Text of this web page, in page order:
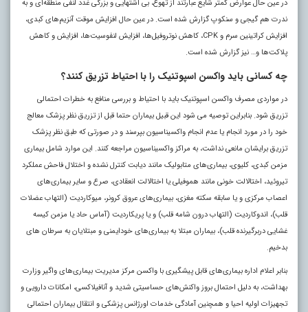
در عین حال عوارض کمتر شایع عبارتند از تهوع، بی اشتهایی و بزرگی غدد لنفی منطقه‌ای و به
ندرت هم گیجی و سنکوپ گزارش شده است. در عین حال افزایش موقت آنزیم‌های کبدی،
افزایش کراتینین سرم و CPK، کاهش نوتروفیل‌ها، افزایش لنفوسیت‌ها، افزایش و کاهش
پلاکت‌ها و… نیز گزارش شده است.
چه کسانی باید واکسن اسپوتنیک را با احتیاط تزریق کنند؟
در مواردی مصرف واکسن اسپوتنیک باید با احتیاط و بررسی منافع به خطرات احتمالی
تزریق شود. بنابراین توصیه می شود این قبیل بیماران حتما قبل از تزریق نظر پزشک معالج
خود را در مورد انجام یا عدم انجام واکسیناسیون بپرسند و در صورتی که طبق نظر پزشک
تزریق برایشان مانعی نداشت، به مراکز واکسیناسیون مراجعه کنند. این موارد شامل بیماری
مزمن کبدی، کلیوی، بیماری‌های متابولیک مانند دیابت کنترل نشده و اختلال فاحش عملکرد
تیروئید، اختالالت خونی مانند هموفیلی یا اختالالت انعقادی، صرع و سایر بیماری‌های
اعصاب مرکزی و یا سابقه سکته مغزی، بیماری‌های عروق کرونر، میوکاردیت (التهاب عضلات
قلب)، اندوکاردیت (التهاب درون شامه قلب) و یا پریکاردیت (آماس حاد یا مزمن کیسه
غشایی دربرگیرنده قلب)، بیماران مبتلا به بیماری‌های خودایمنی و مبتلایان به سرطان های
بدخیم.
بنابر اعلام اداره بیماری‌های قابل پیشگیری با واکسن مرکز مدیریت بیماری‌های واگیر وزارت
بهداشت، به دلیل احتمال بروز واکنش‌های حساسیتی شدید و آنافیلاکسی، امکانات دارویی و
تجهیزات اولیه احیا و همچنین آمادگی خدمات اورژانس پزشکی و انتقال بیماران احتمالی